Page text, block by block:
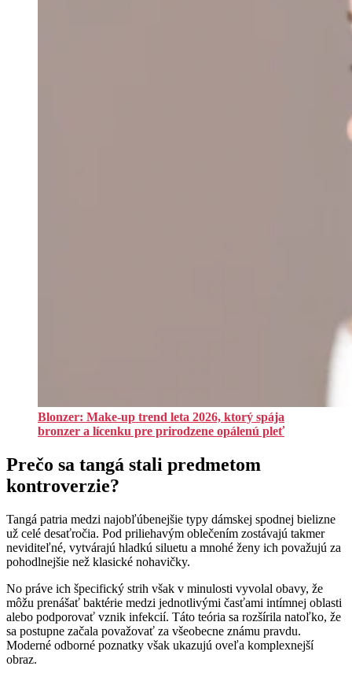
Blonzer: Make-up trend leta 2026, ktorý spája
bronzer a lícenku pre prirodzene opálenú pleť
Prečo sa tangá stali predmetom
kontroverzie?
Tangá patria medzi najobľúbenejšie typy dámskej spodnej bielizne
už celé desaťročia. Pod priliehavým oblečením zostávajú takmer
neviditeľné, vytvárajú hladkú siluetu a mnohé ženy ich považujú za
pohodlnejšie než klasické nohavičky.
No práve ich špecifický strih však v minulosti vyvolal obavy, že
môžu prenášať baktérie medzi jednotlivými časťami intímnej oblasti
alebo podporovať vznik infekcií. Táto teória sa rozšírila natoľko, že
sa postupne začala považovať za všeobecne známu pravdu.
Moderné odborné poznatky však ukazujú oveľa komplexnejší
obraz.